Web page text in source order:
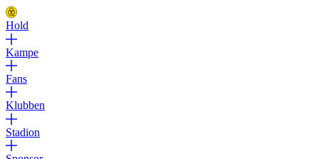
Hold
Kampe
Fans
Klubben
Stadion